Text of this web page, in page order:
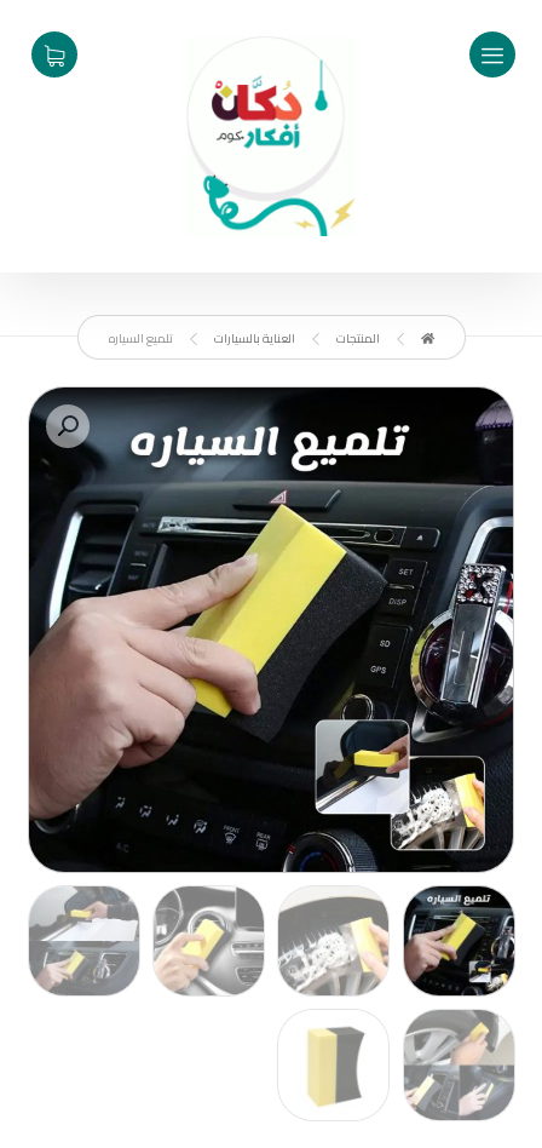
المنتجات العناية بالسيارات تلميع السياره